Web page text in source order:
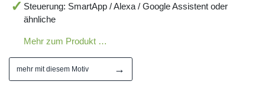
Steuerung: SmartApp / Alexa / Google Assistent oder
ähnliche
Mehr zum Produkt …
mehr mit diesem Motiv →